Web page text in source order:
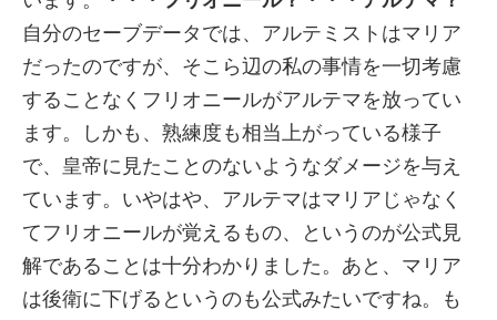
自分のセーブデータでは、アルテミストはマリア
だったのですが、そこら辺の私の事情を一切考慮
することなくフリオニールがアルテマを放ってい
ます。しかも、熟練度も相当上がっている様子
で、皇帝に見たことのないようなダメージを与え
ています。いやはや、アルテマはマリアじゃなく
てフリオニールが覚えるもの、というのが公式見
解であることは十分わかりました。あと、マリア
は後衛に下げるというのも公式みたいですね。も